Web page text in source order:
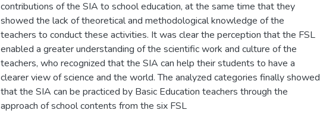
contributions of the SIA to school education, at the same time that they
showed the lack of theoretical and methodological knowledge of the
teachers to conduct these activities. It was clear the perception that the FSL
enabled a greater understanding of the scientific work and culture of the
teachers, who recognized that the SIA can help their students to have a
clearer view of science and the world. The analyzed categories finally showed
that the SIA can be practiced by Basic Education teachers through the
approach of school contents from the six FSL